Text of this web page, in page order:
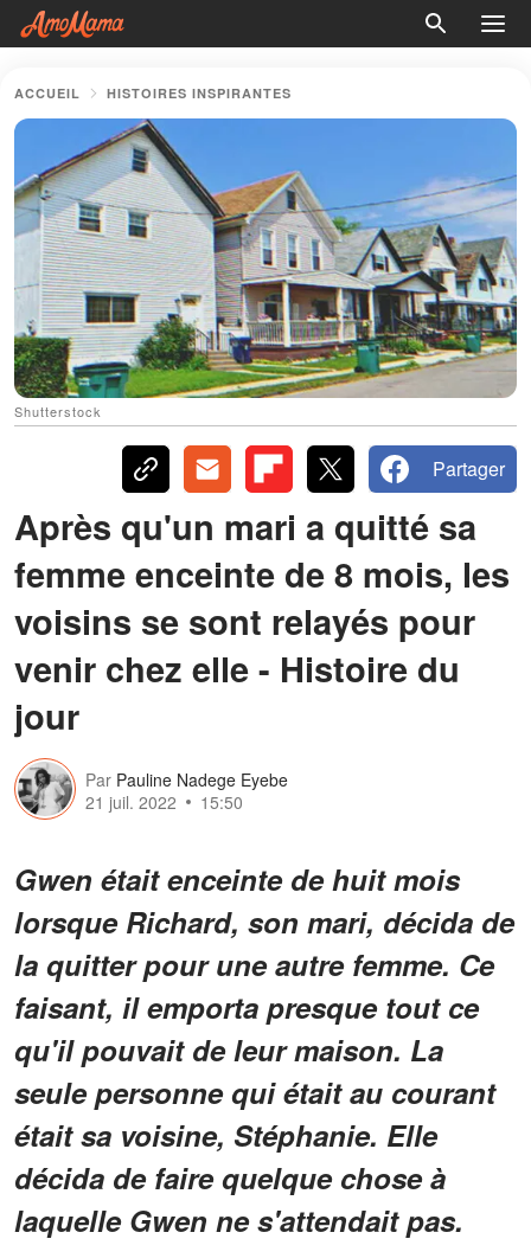
ACCUEIL HISTOIRES INSPIRANTES
Shutterstock
Partager
Après qu'un mari a quitté sa
femme enceinte de 8 mois, les
voisins se sont relayés pour
venir chez elle - Histoire du
jour
Par Pauline Nadege Eyebe
21 juil. 2022
15:50
Gwen était enceinte de huit mois
lorsque Richard, son mari, décida de
la quitter pour une autre femme. Ce
faisant, il emporta presque tout ce
qu'il pouvait de leur maison. La
seule personne qui était au courant
était sa voisine, Stéphanie. Elle
décida de faire quelque chose à
laquelle Gwen ne s'attendait pas.